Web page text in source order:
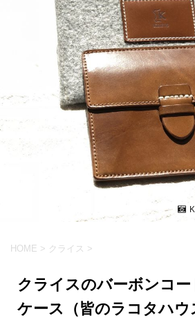
HOME > クライス >
クライスのバーボンコ
ケース（皆のラコタハウ